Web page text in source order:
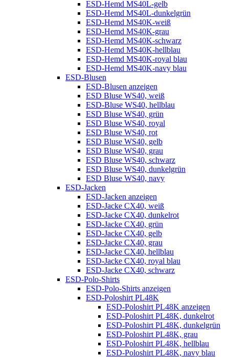
ESD-Hemd MS40L-gelb
ESD-Hemd MS40L-dunkelgrün
ESD-Hemd MS40K-weiß
ESD-Hemd MS40K-grau
ESD-Hemd MS40K-schwarz
ESD-Hemd MS40K-hellblau
ESD-Hemd MS40K-royal blau
ESD-Hemd MS40K-navy blau
ESD-Blusen
ESD-Blusen anzeigen
ESD Bluse WS40, weiß
ESD-Bluse WS40, hellblau
ESD Bluse WS40, grün
ESD Bluse WS40, royal
ESD Bluse WS40, rot
ESD Bluse WS40, gelb
ESD Bluse WS40, grau
ESD Bluse WS40, schwarz
ESD Bluse WS40, dunkelgrün
ESD Bluse WS40, navy
ESD-Jacken
ESD-Jacken anzeigen
ESD-Jacke CX40, weiß
ESD-Jacke CX40, dunkelrot
ESD-Jacke CX40, grün
ESD-Jacke CX40, gelb
ESD-Jacke CX40, grau
ESD-Jacke CX40, hellblau
ESD-Jacke CX40, royal blau
ESD-Jacke CX40, schwarz
ESD-Polo-Shirts
ESD-Polo-Shirts anzeigen
ESD-Poloshirt PL48K
ESD-Poloshirt PL48K anzeigen
ESD-Poloshirt PL48K, dunkelrot
ESD-Poloshirt PL48K, dunkelgrün
ESD-Poloshirt PL48K, grau
ESD-Poloshirt PL48K, hellblau
ESD-Poloshirt PL48K, navy blau